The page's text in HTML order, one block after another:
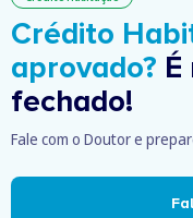
Crédito
aprovado?
fechado!
Fale com o Doutor e